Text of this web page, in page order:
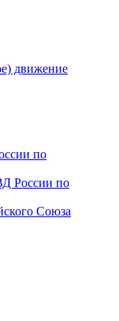
движение
по
России по
Союза